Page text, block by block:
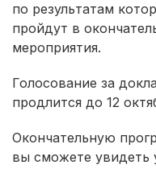
по результатам
пройдут в
мероприятия.
Голосование за
продлится до 12
Окончательную
вы сможете увидеть